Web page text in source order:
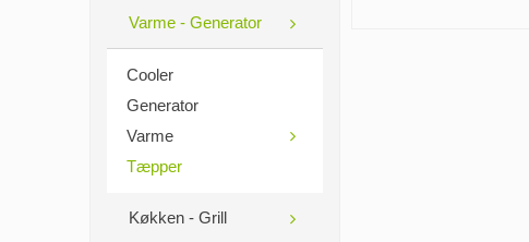
Varme - Generator
Cooler
Generator
Varme
Tæpper
Køkken - Grill